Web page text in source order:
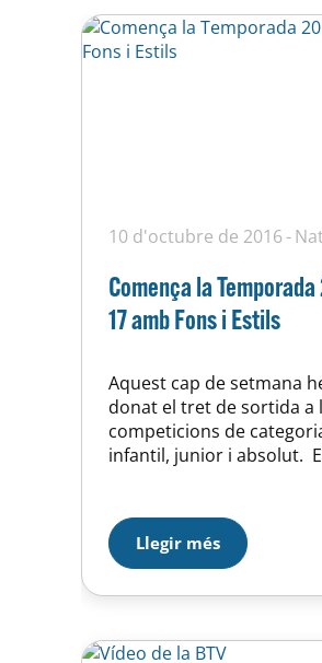
10 d'octubre de 2016
Comença la
17 amb Fons i Estils
Aquest cap de setmana
donat el tret de sortida a
competicions de
infantil, junior i absolut.
per les categories infantil,
i absoluta. La jornada era
fons i estils organitzada
jornades de manera que
Llegir més